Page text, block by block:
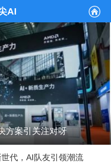
AI
方案引关注对呀
代，AI队友引领潮流